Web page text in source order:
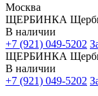
Москва
ЩЕРБИНКА
В наличии
+7 (921) 049-5202
ЩЕРБИНКА
В наличии
+7 (921) 049-5202